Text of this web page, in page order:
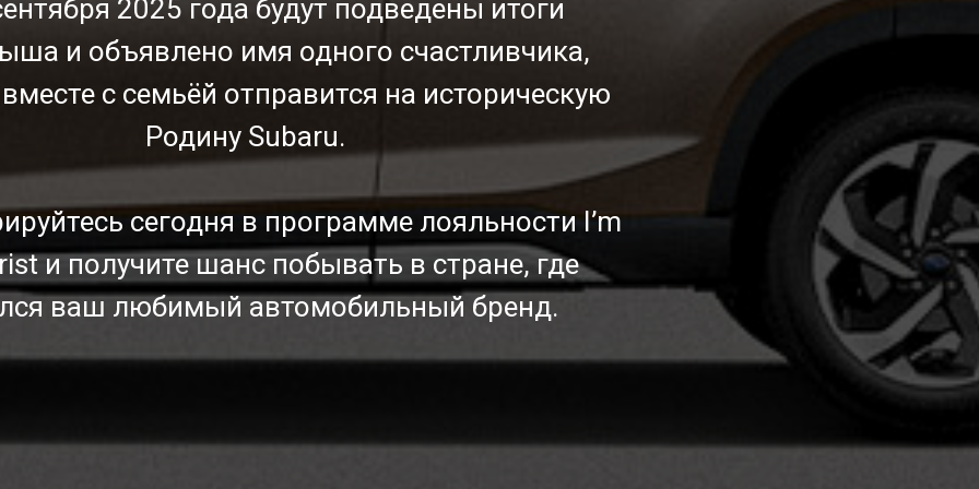
2025 года будут подведены итоги
и объявлено имя одного счастливчика,
с семьёй отправится на историческую
Родину Subaru.
сегодня в программе лояльности I’m
и получите шанс побывать в стране, где
ваш любимый автомобильный бренд.
нашим сайтом, вы соглашаетесь
🍪
Хорошо